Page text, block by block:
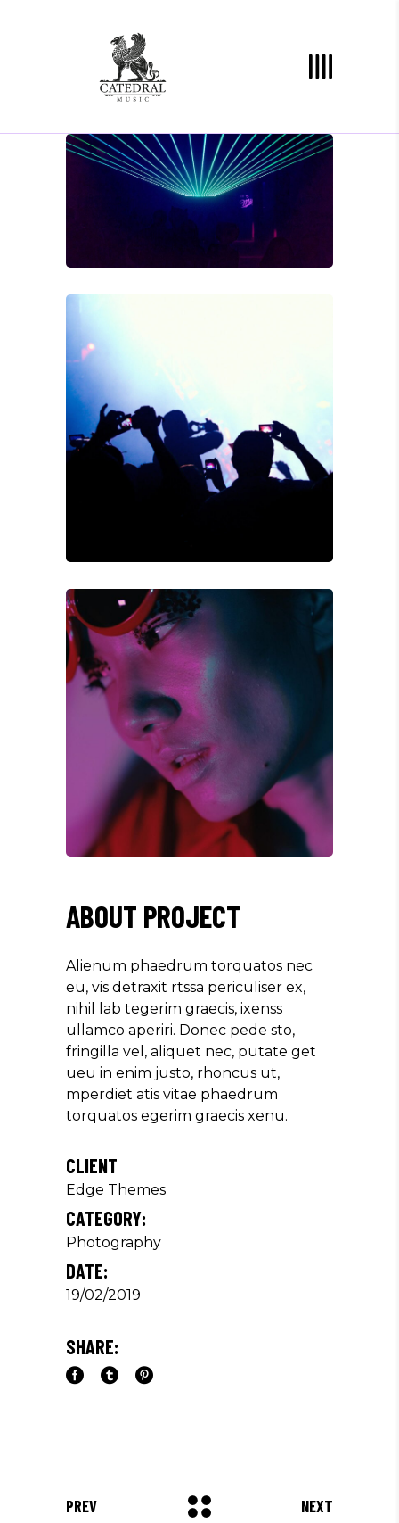
ABOUT PROJECT
Alienum phaedrum torquatos nec
eu, vis detraxit rtssa periculiser ex,
nihil lab tegerim graecis, ixenss
ullamco aperiri. Donec pede sto,
fringilla vel, aliquet nec, putate get
ueu in enim justo, rhoncus ut,
mperdiet atis vitae phaedrum
torquatos egerim graecis xenu.
CLIENT
Edge Themes
CATEGORY:
Photography
DATE:
19/02/2019
SHARE:
PREV NEXT